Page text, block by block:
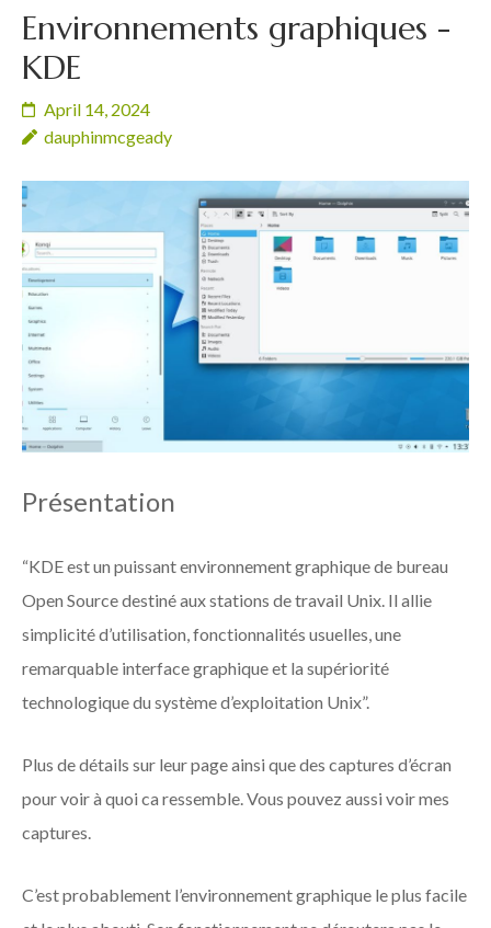
Environnements graphiques -
KDE
April 14, 2024
dauphinmcgeady
Présentation
“KDE est un puissant environnement graphique de bureau
Open Source destiné aux stations de travail Unix. Il allie
simplicité d’utilisation, fonctionnalités usuelles, une
remarquable interface graphique et la supériorité
technologique du système d’exploitation Unix”.
Plus de détails sur leur page ainsi que des captures d’écran
pour voir à quoi ca ressemble. Vous pouvez aussi voir mes
captures.
C’est probablement l’environnement graphique le plus facile